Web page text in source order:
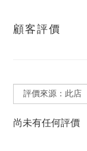
顧客評價
尚未有任何評價